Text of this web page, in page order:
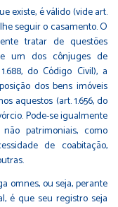
existe, é válido (vide art.
seguir o casamento. O
tratar de questões
um dos cônjuges de
do Código Civil), a
dos bens imóveis
aquestos (art. 1.656, do
Pode-se igualmente
patrimoniais, como
de coabitação,
omnes, ou seja, perante
é que seu registro seja